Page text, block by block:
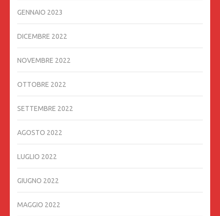
GENNAIO 2023
DICEMBRE 2022
NOVEMBRE 2022
OTTOBRE 2022
SETTEMBRE 2022
AGOSTO 2022
LUGLIO 2022
GIUGNO 2022
MAGGIO 2022